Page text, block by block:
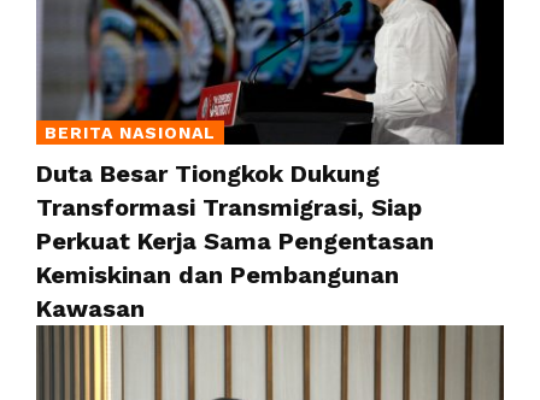
BERITA NASIONAL
Duta Besar Tiongkok Dukung
Transformasi Transmigrasi, Siap
Perkuat Kerja Sama Pengentasan
Kemiskinan dan Pembangunan
Kawasan